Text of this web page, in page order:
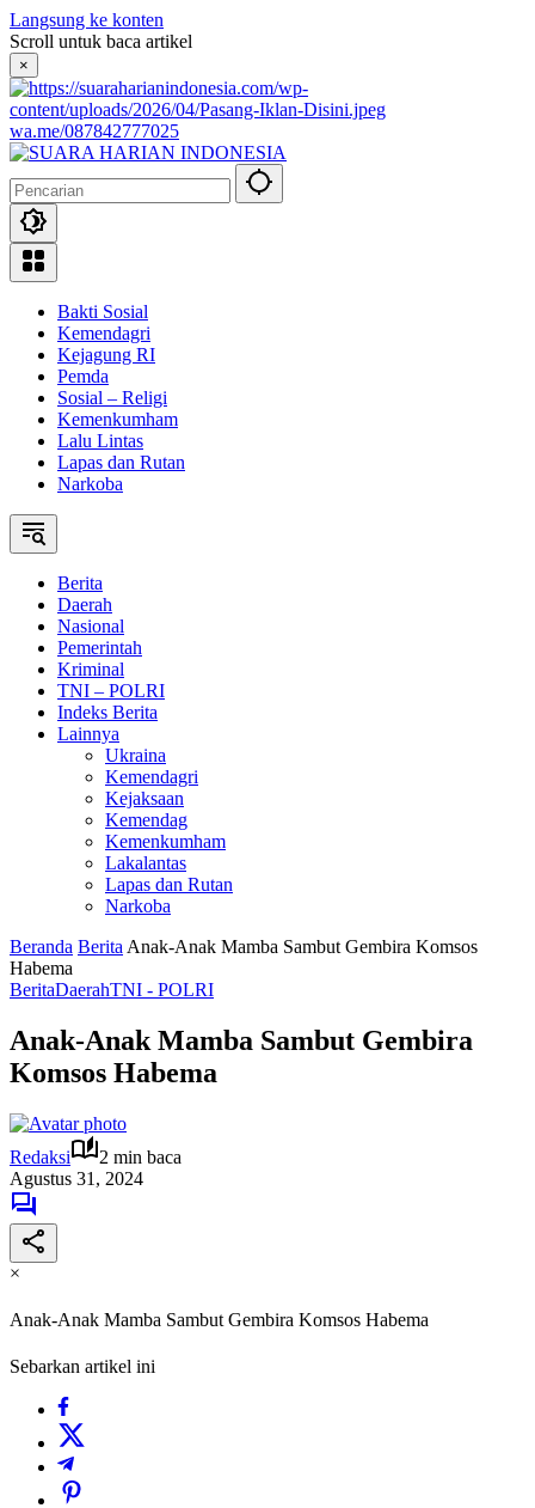
Langsung ke konten
Scroll untuk baca artikel
×
wa.me/087842777025
Bakti Sosial
Kemendagri
Kejagung RI
Pemda
Sosial – Religi
Kemenkumham
Lalu Lintas
Lapas dan Rutan
Narkoba
Berita
Daerah
Nasional
Pemerintah
Kriminal
TNI – POLRI
Indeks Berita
Lainnya
Ukraina
Kemendagri
Kejaksaan
Kemendag
Kemenkumham
Lakalantas
Lapas dan Rutan
Narkoba
Beranda Berita Anak-Anak Mamba Sambut Gembira Komsos
Habema
BeritaDaerahTNI - POLRI
Anak-Anak Mamba Sambut Gembira
Komsos Habema
Redaksi
2 min baca
Agustus 31, 2024
×
Anak-Anak Mamba Sambut Gembira Komsos Habema
Sebarkan artikel ini